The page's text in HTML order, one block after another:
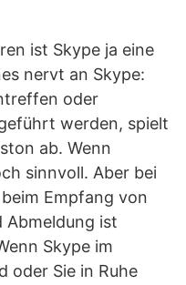
ist Skype ja eine
nervt an Skype:
oder
werden, spielt
ab. Wenn
sinnvoll. Aber bei
Empfang von
Abmeldung ist
Skype im
oder Sie in Ruhe